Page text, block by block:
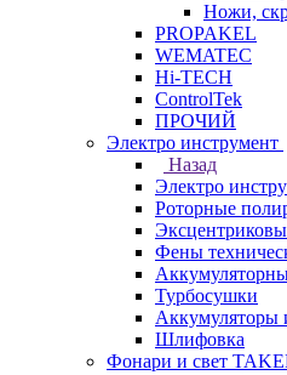
Ножи,
PROPAKEL
WEMATEC
Hi-TECH
ControlTek
ПРОЧИЙ
Электро инструмент
Назад
Электро
Роторные
Фены
Турбосушки
Аккумуляторы
Шлифовка
Фонари и свет